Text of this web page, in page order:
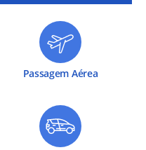
Passagem Aérea